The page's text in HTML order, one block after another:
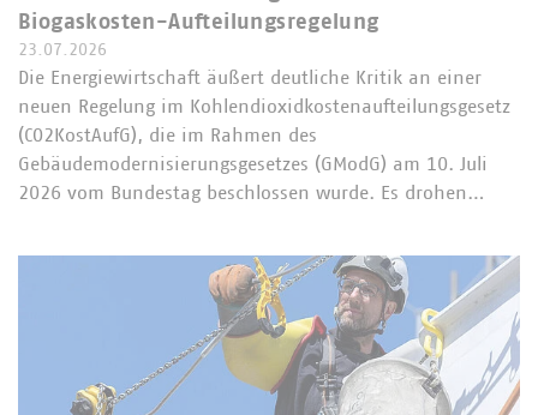
Biogaskosten-Aufteilungsregelung
23.07.2026
Die Energiewirtschaft äußert deutliche Kritik an einer
neuen Regelung im Kohlendioxidkostenaufteilungsgesetz
(CO2KostAufG), die im Rahmen des
Gebäudemodernisierungsgesetzes (GModG) am 10. Juli
2026 vom Bundestag beschlossen wurde. Es drohen…